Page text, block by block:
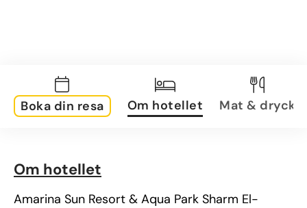
Boka din resa Om hotellet Mat & dryck
Om hotellet
Amarina Sun Resort & Aqua Park Sharm El-